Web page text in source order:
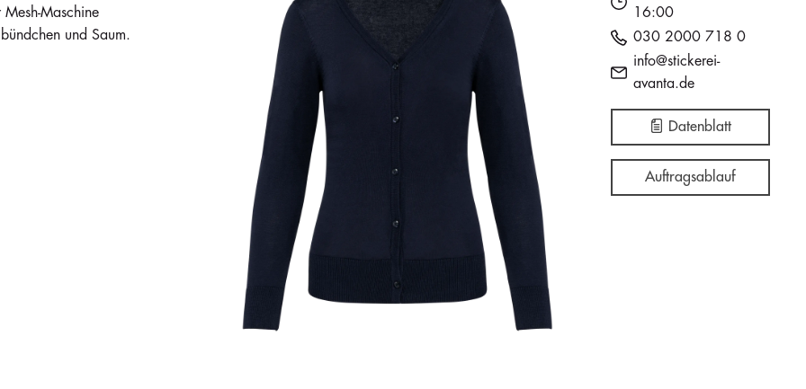
Maschine
und Saum.
16:00
030 2000 718 0
info@stickerei-
avanta.de
Datenblatt
Auftragsablauf